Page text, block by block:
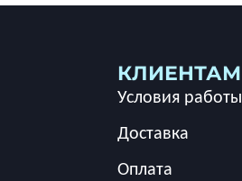
КЛИЕНТАМ
Условия работы
Доставка
Оплата